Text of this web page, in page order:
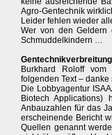
Agro-Gentechnik
Leider fehlen wieder
Wer von den Geldern
Schmuddelkindern …
Burkhard Roloff vom
folgenden Text – danke
Die Lobbyagentur
Biotech
Anbauzahlen für das
erscheinende Bericht
Quellen genannt